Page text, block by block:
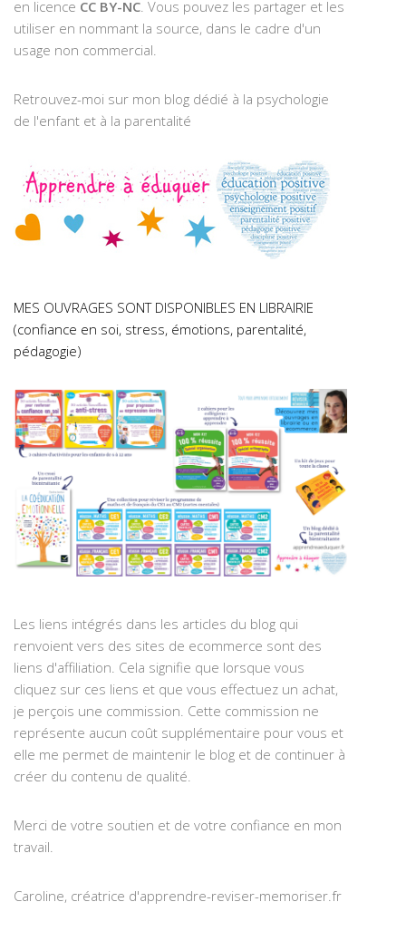
en licence CC BY-NC . Vous pouvez les partager et les
utiliser en nommant la source, dans le cadre d'un
usage non commercial.
Retrouvez-moi sur mon blog dédié à la psychologie
de l'enfant et à la parentalité
MES OUVRAGES SONT DISPONIBLES EN LIBRAIRIE
(confiance en soi, stress, émotions, parentalité,
pédagogie)
Les liens intégrés dans les articles du blog qui
renvoient vers des sites de ecommerce sont des
liens d'affiliation. Cela signifie que lorsque vous
cliquez sur ces liens et que vous effectuez un achat,
je perçois une commission. Cette commission ne
représente aucun coût supplémentaire pour vous et
elle me permet de maintenir le blog et de continuer à
créer du contenu de qualité.
Merci de votre soutien et de votre confiance en mon
travail.
Caroline, créatrice d'apprendre-reviser-memoriser.fr